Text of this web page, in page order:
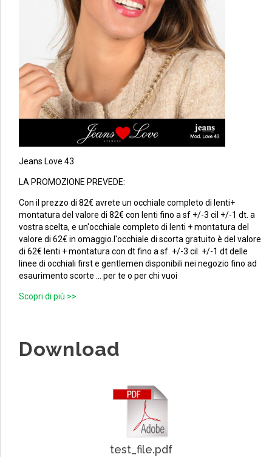
Jeans Love 43
LA PROMOZIONE PREVEDE:
Con il prezzo di 82€ avrete un occhiale completo di lenti+
montatura del valore di 82€ con lenti fino a sf +/-3 cil +/-1 dt. a
vostra scelta, e un'occhiale completo di lenti + montatura del
valore di 62€ in omaggio.l'occhiale di scorta gratuito è del valore
di 62€ lenti + montatura con dt fino a sf. +/-3 cil. +/-1 dt delle
linee di occhiali first e gentlemen disponibili nei negozio fino ad
esaurimento scorte ... per te o per chi vuoi
Scopri di più >>
Download
test_file.pdf